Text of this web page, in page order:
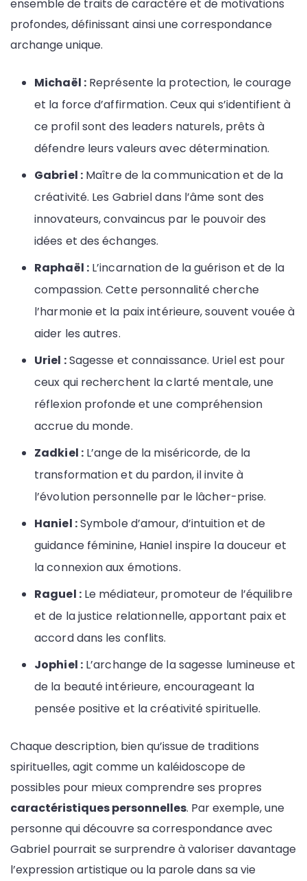
ensemble de traits de caractère et de motivations
profondes, définissant ainsi une correspondance
archange unique.
Michaël :Représente la protection, le courage
et la force d’affirmation. Ceux qui s’identifient à
ce profil sont des leaders naturels, prêts à
défendre leurs valeurs avec détermination.
Gabriel :Maître de la communication et de la
créativité. Les Gabriel dans l’âme sont des
innovateurs, convaincus par le pouvoir des
idées et des échanges.
Raphaël :L’incarnation de la guérison et de la
compassion. Cette personnalité cherche
l’harmonie et la paix intérieure, souvent vouée à
aider les autres.
Uriel :Sagesse et connaissance. Uriel est pour
ceux qui recherchent la clarté mentale, une
réflexion profonde et une compréhension
accrue du monde.
Zadkiel :L’ange de la miséricorde, de la
transformation et du pardon, il invite à
l’évolution personnelle par le lâcher-prise.
Haniel :Symbole d’amour, d’intuition et de
guidance féminine, Haniel inspire la douceur et
la connexion aux émotions.
Raguel :Le médiateur, promoteur de l’équilibre
et de la justice relationnelle, apportant paix et
accord dans les conflits.
Jophiel :L’archange de la sagesse lumineuse et
de la beauté intérieure, encourageant la
pensée positive et la créativité spirituelle.
Chaque description, bien qu’issue de traditions
spirituelles, agit comme un kaléidoscope de
possibles pour mieux comprendre ses propres
caractéristiques personnelles. Par exemple, une
personne qui découvre sa correspondance avec
Gabriel pourrait se surprendre à valoriser davantage
l’expression artistique ou la parole dans sa vie